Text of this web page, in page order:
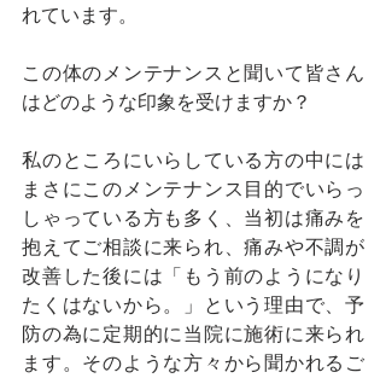
れています。
この体のメンテナンスと聞いて皆さん
はどのような印象を受けますか？
私のところにいらしている方の中には
まさにこのメンテナンス目的でいらっ
しゃっている方も多く、当初は痛みを
抱えてご相談に来られ、痛みや不調が
改善した後には「もう前のようになり
たくはないから。」という理由で、予
防の為に定期的に当院に施術に来られ
ます。そのような方々から聞かれるご